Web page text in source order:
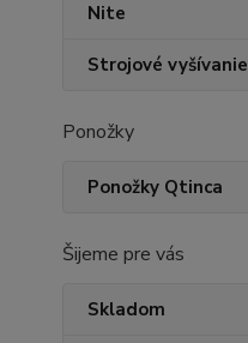
Nite
Strojové vyšívanie
Ponožky
Ponožky Qtinca
Šijeme pre vás
Skladom